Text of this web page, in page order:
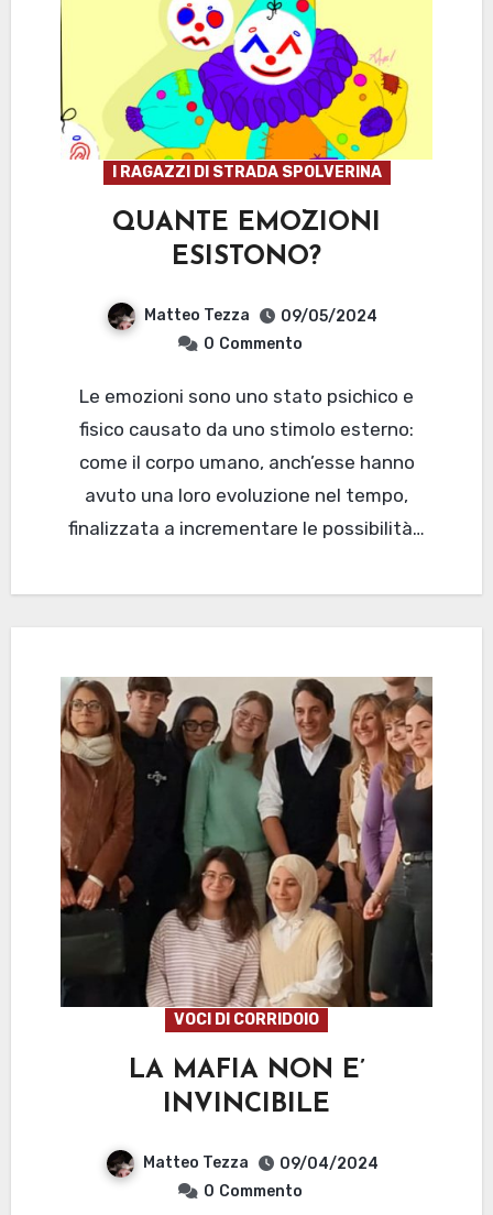
I RAGAZZI DI STRADA SPOLVERINA
QUANTE EMOZIONI
ESISTONO?
Matteo Tezza
09/05/2024
0 Commento
Le emozioni sono uno stato psichico e
fisico causato da uno stimolo esterno:
come il corpo umano, anch’esse hanno
avuto una loro evoluzione nel tempo,
finalizzata a incrementare le possibilità…
VOCI DI CORRIDOIO
LA MAFIA NON E’
INVINCIBILE
Matteo Tezza
09/04/2024
0 Commento